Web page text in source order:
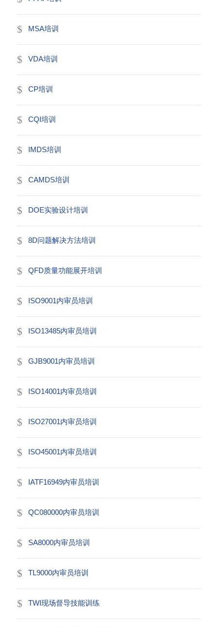
MSA培训
VDA培训
CP培训
CQI培训
IMDS培训
CAMDS培训
DOE实验设计培训
8D问题解决方法培训
QFD质量功能展开培训
ISO9001内审员培训
ISO13485内审员培训
GJB9001内审员培训
ISO14001内审员培训
ISO27001内审员培训
ISO45001内审员培训
IATF16949内审员培训
QC080000内审员培训
SA8000内审员培训
TL9000内审员培训
TWI现场督导技能训练